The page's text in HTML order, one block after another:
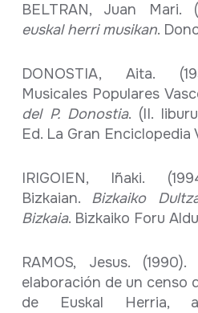
BELTRAN, Juan Mari.
euskal herri musikan.
DONOSTIA, Aita.
Musicales Populares
del P. Donostia. (II.
Ed. La Gran Enciclopedia
IRIGOIEN, Iñaki.
Bizkaian. Bizkaiko
Bizkaia. Bizkaiko Foru
RAMOS, Jesus.
elaboración de un censo
de Euskal